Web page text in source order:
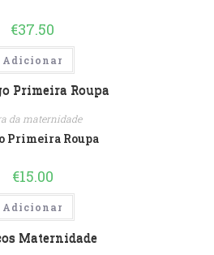
€37.50
Adicionar
da maternidade
Primeira Roupa
€15.00
Adicionar